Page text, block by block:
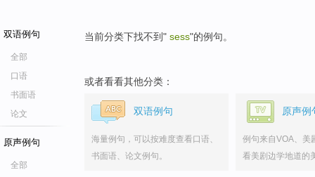
双语例句
全部
口语
书面语
论文
原声例句
全部
当前分类下找不到" sess"的例句。
或者看看其他分类：
双语例句
海量例句，可以按难度查看口语、
书面语、论文例句。
原声例
例句来自VOA、美
看美剧边学地道的